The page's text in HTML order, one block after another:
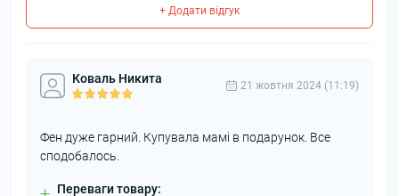
+ Додати відгук
Коваль Никита 21 жовтня 2024 (11:19)
Фен дуже гарний. Купувала мамі в подарунок. Все
сподобалось.
Переваги товару: